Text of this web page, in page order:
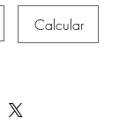
Calcular